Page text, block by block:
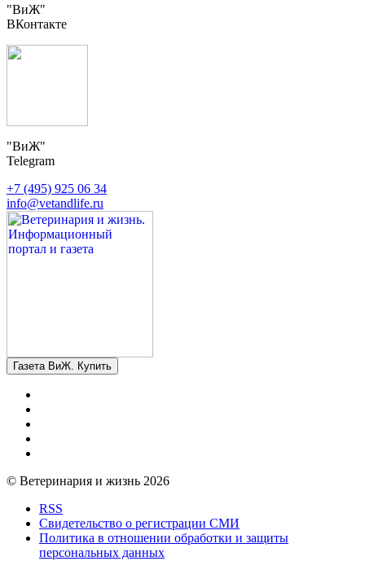
"ВиЖ"
ВКонтакте
"ВиЖ"
Telegram
+7 (495) 925 06 34
info@vetandlife.ru
Газета ВиЖ. Купить
© Ветеринария и жизнь 2026
RSS
Свидетельство о регистрации СМИ
Политика в отношении обработки и защиты
персональных данных